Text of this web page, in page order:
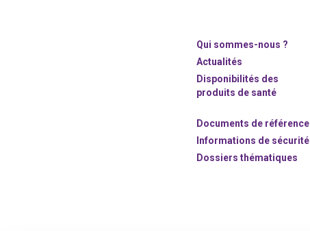
Qui sommes-nous ?
Actualités
Disponibilités des
produits de santé
Documents de référence
Informations de sécurité
Dossiers thématiques